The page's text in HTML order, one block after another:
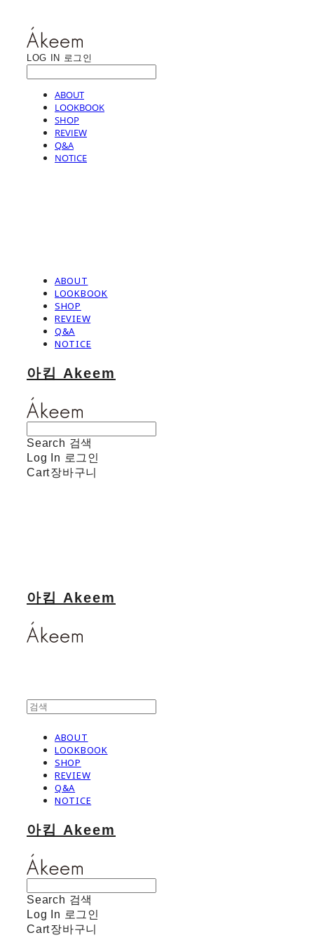
LOG IN 로그인
ABOUT
LOOKBOOK
SHOP
REVIEW
Q&A
NOTICE
ABOUT
LOOKBOOK
SHOP
REVIEW
Q&A
NOTICE
아킴 Akeem
Search 검색
Log In 로그인
Cart장바구니
아킴 Akeem
ABOUT
LOOKBOOK
SHOP
REVIEW
Q&A
NOTICE
아킴 Akeem
Search 검색
Log In 로그인
Cart장바구니